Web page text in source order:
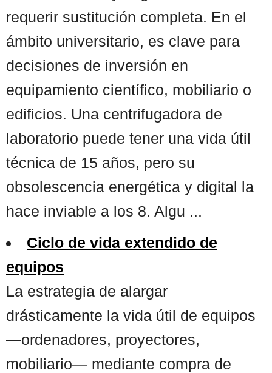
requerir sustitución completa. En el
ámbito universitario, es clave para
decisiones de inversión en
equipamiento científico, mobiliario o
edificios. Una centrifugadora de
laboratorio puede tener una vida útil
técnica de 15 años, pero su
obsolescencia energética y digital la
hace inviable a los 8. Algu ...
Ciclo de vida extendido de
equipos
La estrategia de alargar
drásticamente la vida útil de equipos
—ordenadores, proyectores,
mobiliario— mediante compra de